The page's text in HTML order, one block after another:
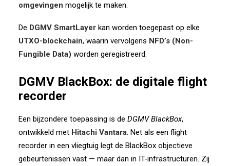
omgevingen mogelijk te maken.
De DGMV SmartLayer kan worden toegepast op elke
UTXO-blockchain, waarin vervolgens NFD’s (Non-
Fungible Data) worden geregistreerd.
DGMV BlackBox: de digitale flight
recorder
Een bijzondere toepassing is de DGMV BlackBox,
ontwikkeld met Hitachi Vantara. Net als een flight
recorder in een vliegtuig legt de BlackBox objectieve
gebeurtenissen vast — maar dan in IT-infrastructuren. Zij